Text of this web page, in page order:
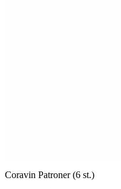
Coravin Patroner (6 st.)